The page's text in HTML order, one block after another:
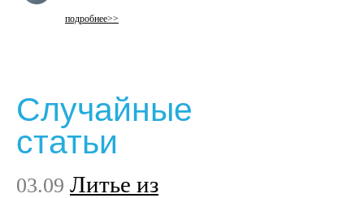
подробнее>>
Случайные
статьи
03.09 Литье из